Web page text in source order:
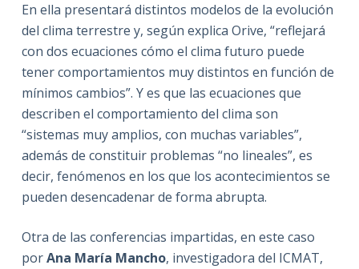
En ella presentará distintos modelos de la evolución
del clima terrestre y, según explica Orive, “reflejará
con dos ecuaciones cómo el clima futuro puede
tener comportamientos muy distintos en función de
mínimos cambios”. Y es que las ecuaciones que
describen el comportamiento del clima son
“sistemas muy amplios, con muchas variables”,
además de constituir problemas “no lineales”, es
decir, fenómenos en los que los acontecimientos se
pueden desencadenar de forma abrupta.
Otra de las conferencias impartidas, en este caso
porAna María Mancho, investigadora del ICMAT,